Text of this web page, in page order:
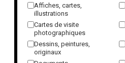
Affiches, cartes,
illustrations
Cartes de visite
photographiques
Dessins, peintures,
originaux